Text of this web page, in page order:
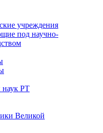
учреждения
под научно-
наук РТ
Великой